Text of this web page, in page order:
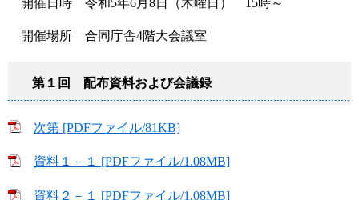
開催場所 合同庁舎4階大会議室
第１回 配布資料および会議録
次第 [PDFファイル/81KB]
資料１－１ [PDFファイル/1.08MB]
資料２－１ [PDFファイル/1.08MB]